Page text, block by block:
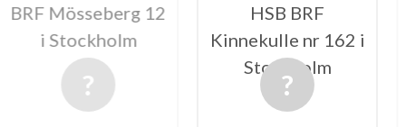
12
Kinnekulle nr 162 i
Stockholm